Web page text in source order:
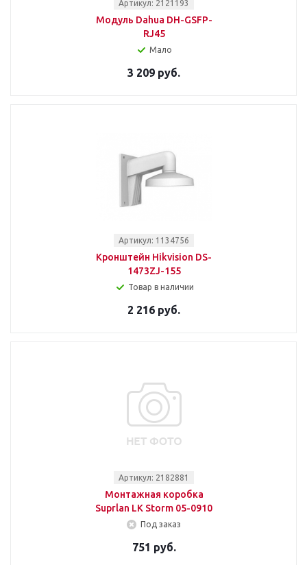
Артикул: 2121193
Модуль Dahua DH-GSFP-
RJ45
Мало
3 209 руб.
Артикул: 1134756
Кронштейн Hikvision DS-
1473ZJ-155
Товар в наличии
2 216 руб.
Артикул: 2182881
Монтажная коробка
Suprlan LK Storm 05-0910
Под заказ
751 руб.